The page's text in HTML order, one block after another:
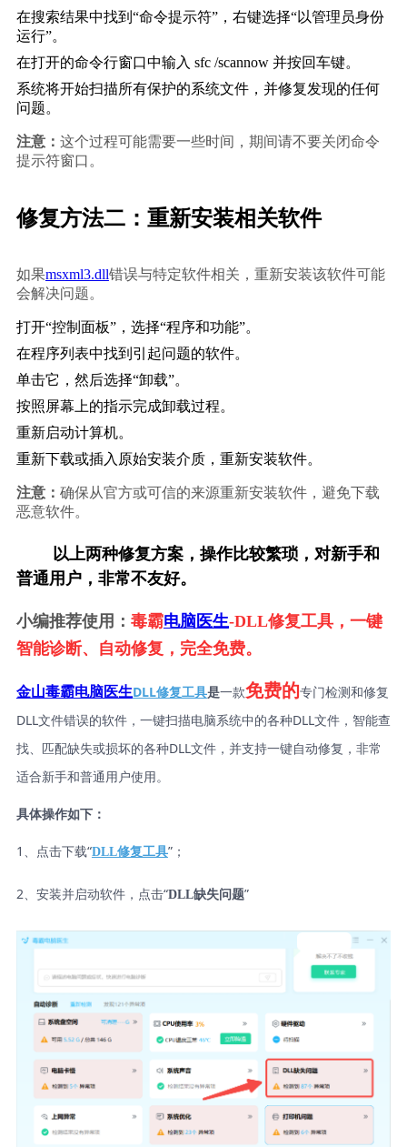
在搜索结果中找到“命令提示符”，右键选择“以管理员身份
运行”。
在打开的命令行窗口中输入 sfc /scannow 并按回车键。
系统将开始扫描所有保护的系统文件，并修复发现的任何
问题。
注意： 这个过程可能需要一些时间，期间请不要关闭命令
提示符窗口。
修复方法二：重新安装相关软件
如果msxml3.dll错误与特定软件相关，重新安装该软件可能
会解决问题。
打开“控制面板”，选择“程序和功能”。
在程序列表中找到引起问题的软件。
单击它，然后选择“卸载”。
按照屏幕上的指示完成卸载过程。
重新启动计算机。
重新下载或插入原始安装介质，重新安装软件。
注意： 确保从官方或可信的来源重新安装软件，避免下载
恶意软件。
以上两种修复方案，操作比较繁琐，对新手和
普通用户，非常不友好。
小编推荐使用： 毒霸电脑医生-DLL修复工具，一键
智能诊断、自动修复，完全免费。
金山毒霸电脑医生DLL修复工具是一款免费的专门检测和修复
DLL文件错误的软件，一键扫描电脑系统中的各种DLL文件，智能查
找、匹配缺失或损坏的各种DLL文件，并支持一键自动修复，非常
适合新手和普通用户使用。
具体操作如下：
1、点击下载“DLL修复工具”；
2、安装并启动软件，点击“DLL缺失问题”